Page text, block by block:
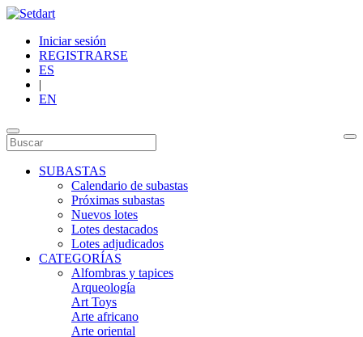
Iniciar sesión
REGISTRARSE
ES
|
EN
SUBASTAS
Calendario de subastas
Próximas subastas
Nuevos lotes
Lotes destacados
Lotes adjudicados
CATEGORÍAS
Alfombras y tapices
Arqueología
Art Toys
Arte africano
Arte oriental